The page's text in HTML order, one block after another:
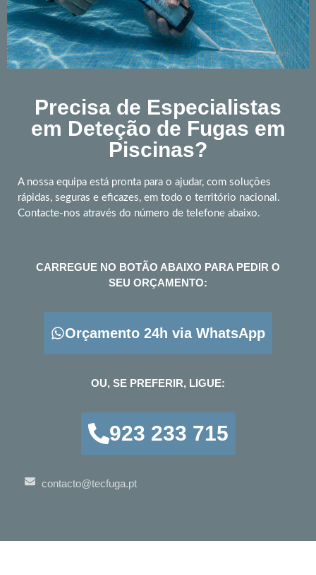
Precisa de Especialistas
em Deteção de Fugas em
Piscinas?
A nossa equipa está pronta para o ajudar, com soluções
rápidas, seguras e eficazes, em todo o território nacional.
Contacte-nos através do número de telefone abaixo.
CARREGUE NO BOTÃO ABAIXO PARA PEDIR O
SEU ORÇAMENTO:
Orçamento 24h via WhatsApp
OU, SE PREFERIR, LIGUE:
923 233 715
contacto@tecfuga.pt